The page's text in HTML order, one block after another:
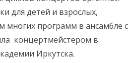
для детей и взрослых,
многих программ в ансамбле с
концертмейстером в
Иркутска.